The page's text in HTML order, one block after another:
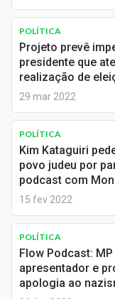
Expediente
Contato
POLÍTICA
Projeto prevê
presidente que
realização de
29 mar 2022
POLÍTICA
Kim Kataguiri
povo judeu por
podcast com
15 fev 2022
POLÍTICA
Flow Podcast:
apresentador e
apologia ao